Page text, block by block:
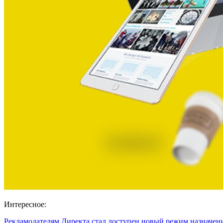
Интересное:
Рекламодателям Директа стал доступен новый режим